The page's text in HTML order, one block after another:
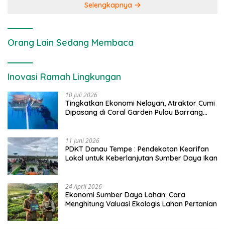
Selengkapnya
Orang Lain Sedang Membaca
Inovasi Ramah Lingkungan
10 Juli 2026
Tingkatkan Ekonomi Nelayan, Atraktor Cumi
Dipasang di Coral Garden Pulau Barrang
11 Juni 2026
PDKT Danau Tempe : Pendekatan Kearifan
Lokal untuk Keberlanjutan Sumber Daya Ikan
24 April 2026
Ekonomi Sumber Daya Lahan: Cara
Menghitung Valuasi Ekologis Lahan Pertanian